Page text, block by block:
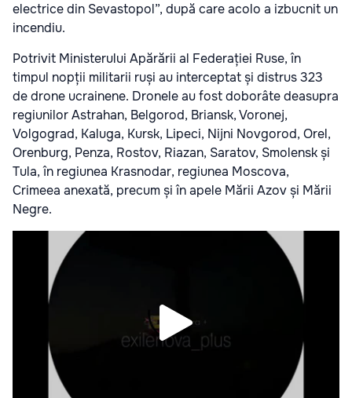
electrice din Sevastopol”, după care acolo a izbucnit un
incendiu.
Potrivit Ministerului Apărării al Federației Ruse, în
timpul nopții militarii ruși au interceptat și distrus 323
de drone ucrainene. Dronele au fost doborâte deasupra
regiunilor Astrahan, Belgorod, Briansk, Voronej,
Volgograd, Kaluga, Kursk, Lipeci, Nijni Novgorod, Orel,
Orenburg, Penza, Rostov, Riazan, Saratov, Smolensk și
Tula, în regiunea Krasnodar, regiunea Moscova,
Crimeea anexată, precum și în apele Mării Azov și Mării
Negre.